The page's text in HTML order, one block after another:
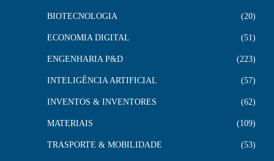
BIOTECNOLOGIA 20
ECONOMIA DIGITAL 51
ENGENHARIA P&D 223
INTELIGÊNCIA ARTIFICIAL 57
INVENTOS & INVENTORES 62
MATERIAIS 109
TRASPORTE & MOBILIDADE 53